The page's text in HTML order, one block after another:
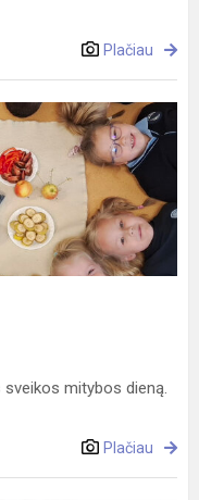
Plačiau
mitybos dieną.
Plačiau